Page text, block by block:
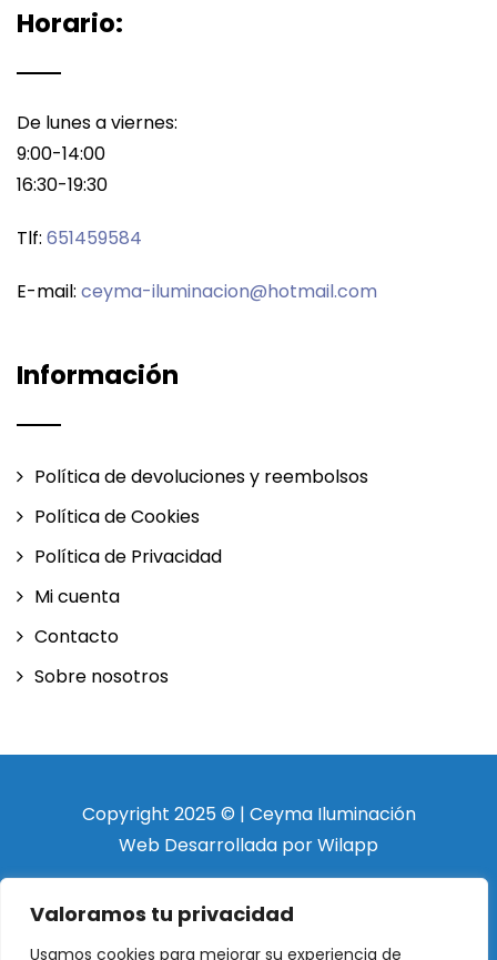
Valoramos tu privacidad
Usamos cookies para mejorar su experiencia de
Horario:
De lunes a viernes:
9:00-14:00
16:30-19:30
Tlf: 651459584
E-mail: ceyma-iluminacion@hotmail.com
Información
Política de devoluciones y reembolsos
Política de Cookies
Política de Privacidad
Mi cuenta
Contacto
Sobre nosotros
Copyright 2025 © | Ceyma Iluminación
Web Desarrollada por Wilapp